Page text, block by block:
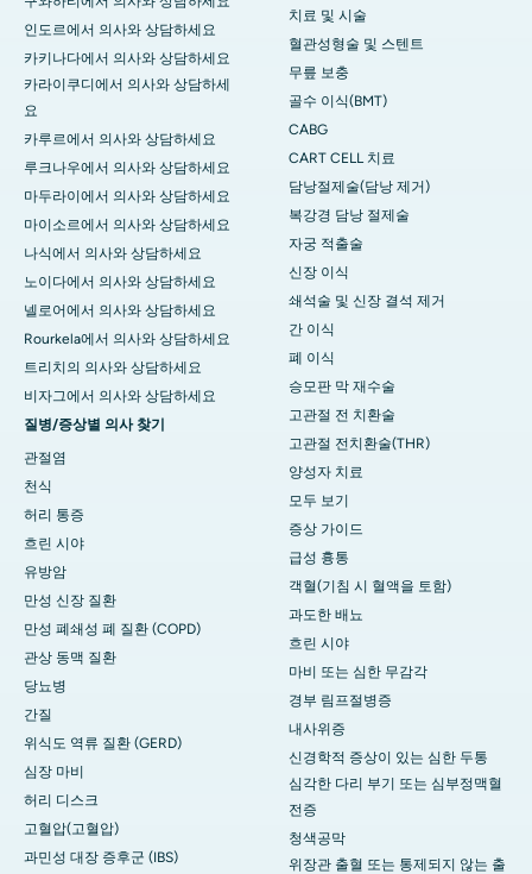
인도르에서 의사와 상담하세요
카키나다에서 의사와 상담하세요
카라이쿠디에서 의사와 상담하세
요
카루르에서 의사와 상담하세요
루크나우에서 의사와 상담하세요
마두라이에서 의사와 상담하세요
마이소르에서 의사와 상담하세요
나식에서 의사와 상담하세요
노이다에서 의사와 상담하세요
넬로어에서 의사와 상담하세요
Rourkela에서 의사와 상담하세요
트리치의 의사와 상담하세요
비자그에서 의사와 상담하세요
질병/증상별 의사 찾기
관절염
천식
허리 통증
흐린 시야
유방암
만성 신장 질환
만성 폐쇄성 폐 질환 (COPD)
관상 동맥 질환
당뇨병
간질
위식도 역류 질환 (GERD)
심장 마비
허리 디스크
고혈압(고혈압)
과민성 대장 증후군 (IBS)
치료 및 시술
혈관성형술 및 스텐트
무릎 보충
골수 이식(BMT)
CABG
CART CELL 치료
담낭절제술(담낭 제거)
복강경 담낭 절제술
자궁 적출술
신장 이식
쇄석술 및 신장 결석 제거
간 이식
폐 이식
승모판 막 재수술
고관절 전 치환술
고관절 전치환술(THR)
양성자 치료
모두 보기
증상 가이드
급성 흉통
객혈(기침 시 혈액을 토함)
과도한 배뇨
흐린 시야
마비 또는 심한 무감각
경부 림프절병증
내사위증
신경학적 증상이 있는 심한 두통
심각한 다리 부기 또는 심부정맥혈
전증
청색공막
위장관 출혈 또는 통제되지 않는 출